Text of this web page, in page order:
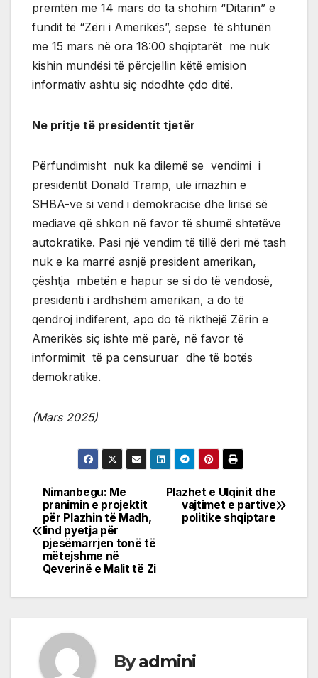
premtën me 14 mars do ta shohim “Ditarin” e
fundit të “Zëri i Amerikës”, sepse të shtunën
me 15 mars në ora 18:00 shqiptarët me nuk
kishin mundësi të përcjellin këtë emision
informativ ashtu siç ndodhte çdo ditë.
Ne pritje të presidentit tjetër
Përfundimisht nuk ka dilemë se vendimi i
presidentit Donald Tramp, ulë imazhin e
SHBA-ve si vend i demokracisë dhe lirisë së
mediave që shkon në favor të shumë shtetëve
autokratike. Pasi një vendim të tillë deri më tash
nuk e ka marrë asnjë president amerikan,
çështja mbetën e hapur se si do të vendosë,
presidenti i ardhshëm amerikan, a do të
qendroj indiferent, apo do të rikthejë Zërin e
Amerikës siç ishte më parë, në favor të
informimit të pa censuruar dhe të botës
demokratike.
(Mars 2025)
Post
navigation
Plazhet e Ulqinit dhe
vajtimet e partive
politike shqiptare
Nimanbegu: Me
pranimin e projektit
për Plazhin të Madh,
lind pyetja për
pjesëmarrjen tonë të
mëtejshme në
Qeverinë e Malit të Zi
Byadmini